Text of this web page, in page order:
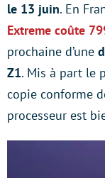
le 13 juin. En
Extreme coûte
prochaine d’une
Z1. Mis à part le
copie conforme
processeur est